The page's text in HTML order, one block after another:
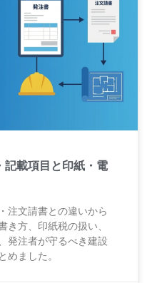
記載項目と印紙・電
注文請書との違いから
き方、印紙税の扱い、
発注者が守るべき建設
めました。